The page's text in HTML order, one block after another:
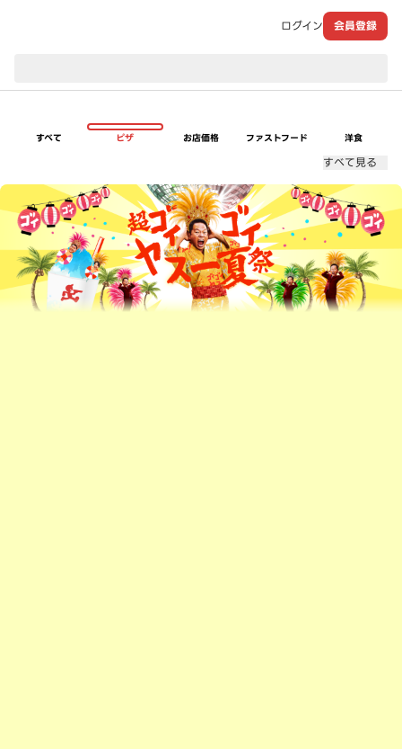
ログイン 会員登録
すべて ピザ お店価格 ファストフード 洋食
すべて見る
超ゴイゴイヤスー夏祭